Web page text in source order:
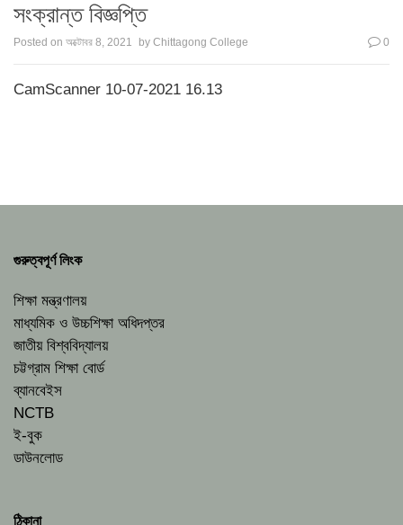
সংক্রান্ত বিজ্ঞপ্তি
Posted on অক্টোবর 8, 2021 by Chittagong College 0
CamScanner 10-07-2021 16.13
গুরুত্বপূর্ণ লিংক
শিক্ষা মন্ত্রণালয়
মাধ্যমিক ও উচ্চশিক্ষা অধিদপ্তর
জাতীয় বিশ্ববিদ্যালয়
চট্টগ্রাম শিক্ষা বোর্ড
ব্যানবেইস
NCTB
ই-বুক
ডাউনলোড
ঠিকানা